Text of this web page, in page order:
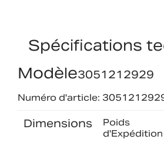
Spécifications
Modèle3051212929
Numéro d'article:
Dimensions
Poids
d'Expédition